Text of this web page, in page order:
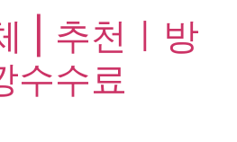
| 추천ㅣ방
수수료